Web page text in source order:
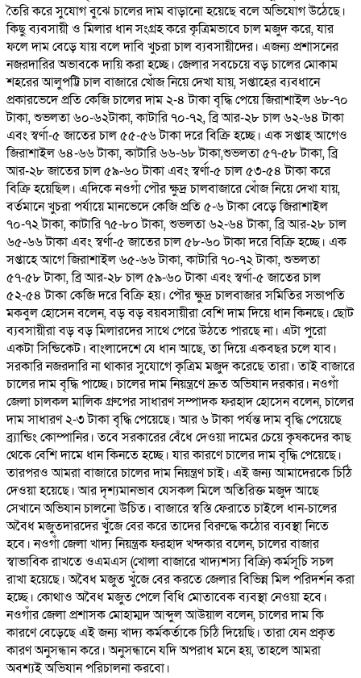
তৈরি করে সুযোগ বুঝে চালের দাম বাড়ানো হয়েছে বলে অভিযোগ উঠেছে।
কিছু ব্যবসায়ী ও মিলার ধান সংগ্রহ করে কৃত্রিমভাবে চাল মজুদ করে, যার
ফলে দাম বেড়ে যায় বলে দাবি খুচরা চাল ব্যবসায়ীদের। এজন্য প্রশাসনের
নজরদারির অভাবকে দায়ি করা হচ্ছে। জেলার সবচেয়ে বড় চালের মোকাম
শহরের আলুপট্টি চাল বাজারে খোঁজ নিয়ে দেখা যায়, সপ্তাহের ব্যবধানে
প্রকারভেদে প্রতি কেজি চালের দাম ২-৪ টাকা বৃদ্ধি পেয়ে জিরাশাইল ৬৮-৭০
টাকা, শুভলতা ৬০-৬২টাকা, কাটারি ৭০-৭২, ব্রি আর-২৮ চাল ৬২-৬৪ টাকা
এবং স্বর্ণা-৫ জাতের চাল ৫৫-৫৬ টাকা দরে বিক্রি হচ্ছে। এক সপ্তাহ আগেও
জিরাশাইল ৬৪-৬৬ টাকা, কাটারি ৬৬-৬৮ টাকা,শুভলতা ৫৭-৫৮ টাকা, ব্রি
আর-২৮ জাতের চাল ৫৯-৬০ টাকা এবং স্বর্ণা-৫ চাল ৫৩-৫৪ টাকা করে
বিক্রি হয়েছিল। এদিকে নওগাঁ পৌর ক্ষুদ্র চালবাজারে খোঁজ নিয়ে দেখা যায়,
বর্তমানে খুচরা পর্যায়ে মানভেদে কেজি প্রতি ৫-৬ টাকা বেড়ে জিরাশাইল
৭০-৭২ টাকা, কাটারি ৭৫-৮০ টাকা, শুভলতা ৬২-৬৪ টাকা, ব্রি আর-২৮ চাল
৬৫-৬৬ টাকা এবং স্বর্ণা-৫ জাতের চাল ৫৮-৬০ টাকা দরে বিক্রি হচ্ছে। এক
সপ্তাহে আগে জিরাশাইল ৬৫-৬৬ টাকা, কাটারি ৭০-৭২ টাকা, শুভলতা
৫৭-৫৮ টাকা, ব্রি আর-২৮ চাল ৫৯-৬০ টাকা এবং স্বর্ণা-৫ জাতের চাল
৫২-৫৪ টাকা কেজি দরে বিক্রি হয়। পৌর ক্ষুদ্র চালবাজার সমিতির সভাপতি
মকবুল হোসেন বলেন, বড় বড় বয়বসায়ীরা বেশি দাম দিয়ে ধান কিনছে। ছোট
ব্যবসায়ীরা বড় বড় মিলারদের সাথে পেরে উঠতে পারছে না। এটা পুরো
একটা সিন্ডিকেট। বাংলাদেশে যে ধান আছে, তা দিয়ে একবছর চলে যাব।
সরকারি নজরদারি না থাকার সুযোগে কৃত্রিম মজুদ করেছে তারা। তাই বাজারে
চালের দাম বৃদ্ধি পাচ্ছে। চালের দাম নিয়ন্ত্রণে দ্রুত অভিযান দরকার। নওগাঁ
জেলা চালকল মালিক গ্রুপের সাধারণ সম্পাদক ফরহাদ হোসেন বলেন, চালের
দাম সাধারণ ২-৩ টাকা বৃদ্ধি পেয়েছে। আর ৬ টাকা পর্যন্ত দাম বৃদ্ধি পেয়েছে
ব্র্যান্ডিং কোম্পানির। তবে সরকারের বেঁধে দেওয়া দামের চেয়ে কৃষকদের কাছ
থেকে বেশি দামে ধান কিনতে হচ্ছে। যার কারণে চালের দাম বৃদ্ধি পেয়েছে।
তারপরও আমরা বাজারে চালের দাম নিয়ন্ত্রণ চাই। এই জন্য আমাদেরকে চিঠি
দেওয়া হয়েছে। আর দৃশ্যমানভাব যেসকল মিলে অতিরিক্ত মজুদ আছে
সেখানে অভিযান চালনো উচিত। বাজারে স্বস্তি ফেরাতে চাইলে ধান-চালের
অবৈধ মজুতদারদের খুঁজে বের করে তাদের বিরুদ্ধে কঠোর ব্যবস্থা নিতে
হবে। নওগাঁ জেলা খাদ্য নিয়ন্ত্রক ফরহাদ খন্দকার বলেন, চালের বাজার
স্বাভাবিক রাখতে ওএমএস (খোলা বাজারে খাদ্যশস্য বিক্রি) কর্মসূচি সচল
রাখা হয়েছে। অবৈধ মজুত খুঁজে বের করতে জেলার বিভিন্ন মিল পরিদর্শন করা
হচ্ছে। কোথাও অবৈধ মজুত পেলে বিধি মোতাবেক ব্যবস্থা নেওয়া হবে।
নওগাঁর জেলা প্রশাসক মোহাম্মদ আব্দুল আউয়াল বলেন, চালের দাম কি
কারণে বেড়েছে এই জন্য খাদ্য কর্মকর্তাকে চিঠি দিয়েছি। তারা যেন প্রকৃত
কারণ অনুসন্ধান করে। অনুসন্ধানে যদি অপরাধ মনে হয়, তাহলে আমরা
অবশ্যই অভিযান পরিচালনা করবো।